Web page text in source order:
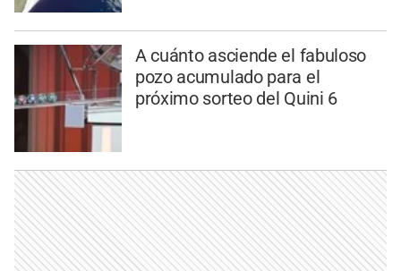
A cuánto asciende el fabuloso
pozo acumulado para el
próximo sorteo del Quini 6